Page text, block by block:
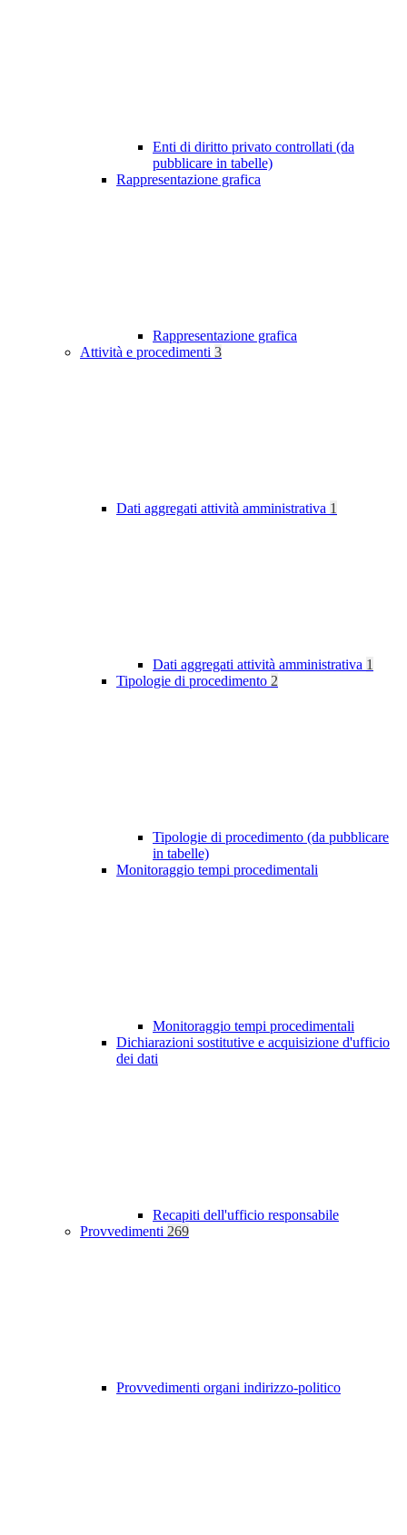
Enti di diritto privato controllati (da
pubblicare in tabelle)
Rappresentazione grafica
Rappresentazione grafica
Attività e procedimenti 3
Dati aggregati attività amministrativa 1
Dati aggregati attività amministrativa 1
Tipologie di procedimento 2
Tipologie di procedimento (da pubblicare
in tabelle)
Monitoraggio tempi procedimentali
Monitoraggio tempi procedimentali
Dichiarazioni sostitutive e acquisizione d'ufficio
dei dati
Recapiti dell'ufficio responsabile
Provvedimenti 269
Provvedimenti organi indirizzo-politico